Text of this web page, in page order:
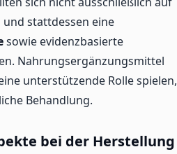
stattdessen eine
sowie evidenzbasierte
Nahrungsergänzungsmittel
unterstützende Rolle spielen,
Behandlung.
bei der Herstellung